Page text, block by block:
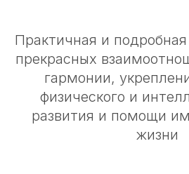
Практичная и
прекрасных
гармонии,
физического и
развития и помощи
жизни